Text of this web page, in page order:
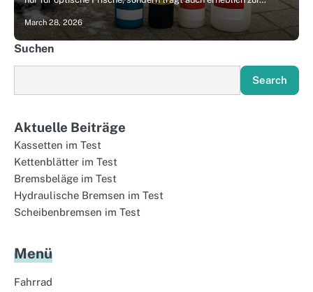
March 28, 2026
Suchen
Search
Aktuelle Beiträge
Kassetten im Test
Kettenblätter im Test
Bremsbeläge im Test
Hydraulische Bremsen im Test
Scheibenbremsen im Test
Menü
Fahrrad